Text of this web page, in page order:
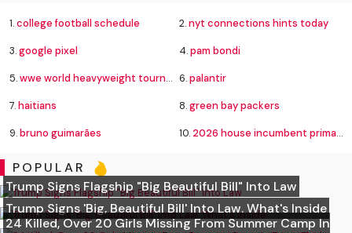
1.college football schedule 2.nyt connections hints today
3.google pixel 4.pam bondi
5.wwe world heavyweight tournament bracket 6.palantir
7.haitians 8.green bay packers
9.bruno guimarães 10. 2026 house incumbent primary losses
POPULAR
Trump Signs Flagship "Big Beautiful Bill" Into Law
Trump Signs 'Big, Beautiful Bill' Into Law. What's Inside
24 Killed, Over 20 Girls Missing From Summer Camp In